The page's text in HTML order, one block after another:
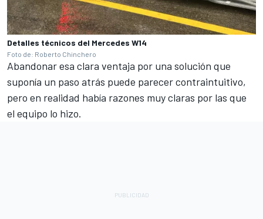
Detalles técnicos del Mercedes W14
Foto de: Roberto Chinchero
Abandonar esa clara ventaja por una solución que
suponía un paso atrás puede parecer contraintuitivo,
pero en realidad había razones muy claras por las que
el equipo lo hizo.